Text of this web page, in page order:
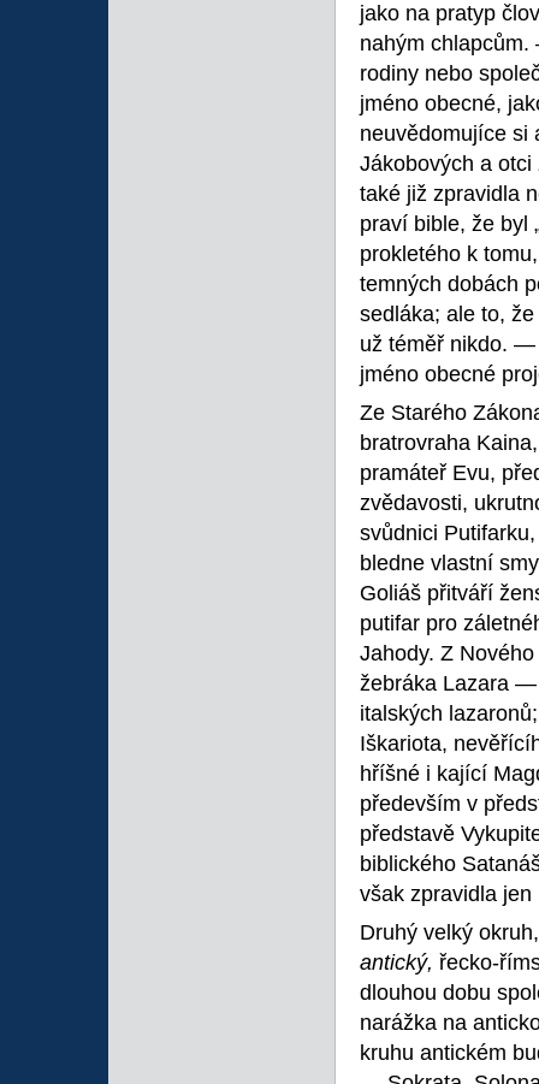
jako na pratyp
nahým
rodiny nebo
jméno obecné,
neuvědomujíce si
Jákobových a otci
také již zpravidla
praví bible, že byl
prokletého k
temných dobách
sedláka; ale to,
už téměř nikdo. —
jméno obecné
Ze Starého
bratrovraha
pramáteř Evu,
zvědavosti,
svůdnici
bledne vlastní
Goliáš přitváří
putifar pro
Jahody. Z
žebráka Lazara —
italských
Iškariota,
hříšné i kající
především v
představě
biblického
však zpravidla jen
Druhý velký
antický, řecko-
dlouhou dobu
narážka na
kruhu antickém